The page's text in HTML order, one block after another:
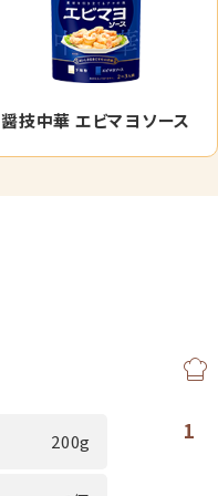
醤技中華 エビマヨソース
200g 1